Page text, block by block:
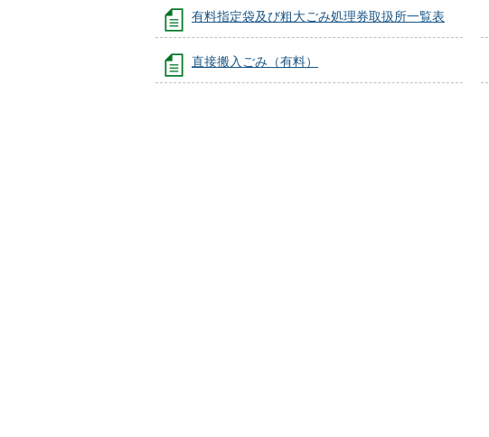
有料指定袋及び粗大ごみ処理券取扱所一覧表
直接搬入ごみ（有料）